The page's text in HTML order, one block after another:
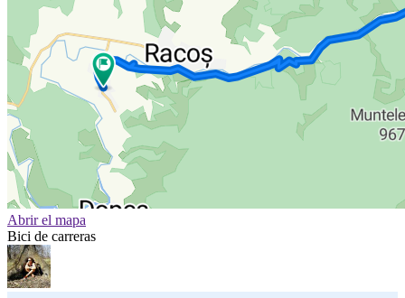
Abrir el mapa
Bici de carreras